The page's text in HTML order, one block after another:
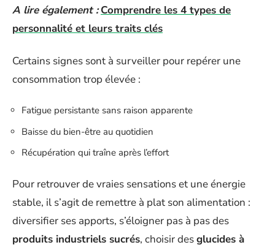
A lire également : Comprendre les 4 types de
personnalité et leurs traits clés
Certains signes sont à surveiller pour repérer une
consommation trop élevée :
Fatigue persistante sans raison apparente
Baisse du bien-être au quotidien
Récupération qui traîne après l’effort
Pour retrouver de vraies sensations et une énergie
stable, il s’agit de remettre à plat son alimentation :
diversifier ses apports, s’éloigner pas à pas des
produits industriels sucrés, choisir desglucides à